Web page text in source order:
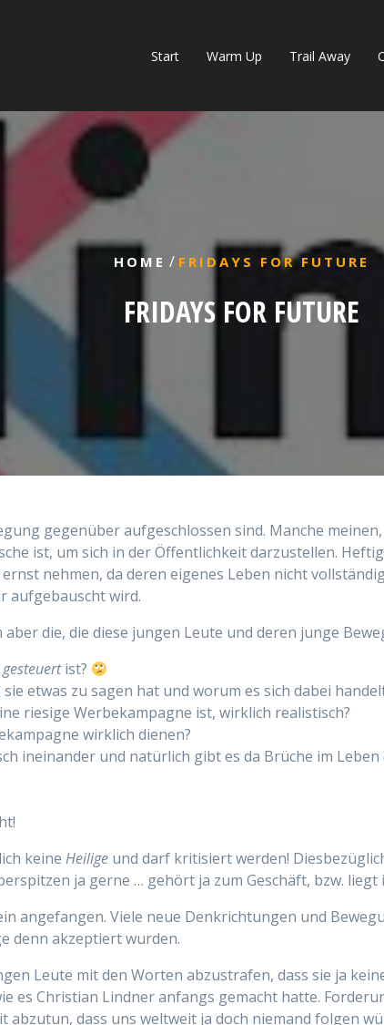
Start Warm Up Trail Away
HOME / FRIDAYS FOR FUTURE
FRIDAYS FOR FUTURE
gegenüber aufgeschlossen sind. Manche
ist, um sich in der Öffentlichkeit darzustellen.
nehmen, da deren eigenes Leben nicht
aufgebauscht wird.
die, die diese jungen Leute und deren junge
gesteuertist?
etwas zu sagen hat und worum es sich dabei
riesige Werbekampagne ist, wirklich realistisch?
wirklich dienen?
ineinander und natürlich gibt es da Brüche im
keine Heilige und darf kritisiert werden!
ja gerne … gehört ja zum Geschäft, bzw. liegt
angefangen. Viele neue Denkrichtungen und
denn akzeptiert wurden.
Leute mit den Worten abzustrafen, dass sie ja
es Christian Lindner anfangs gemacht hatte.
abzutun, dass uns weltweit ja doch niemand folgen